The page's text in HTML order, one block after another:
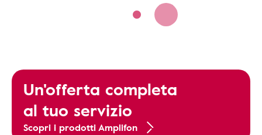
Un'offerta completa
al tuo servizio
Scopri i prodotti Amplifon